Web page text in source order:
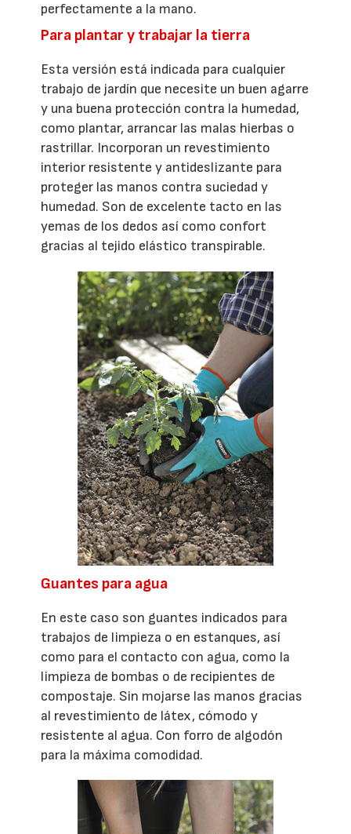
perfectamente a la mano.
Para plantar y trabajar la tierra
Esta versión está indicada para cualquier
trabajo de jardín que necesite un buen agarre
y una buena protección contra la humedad,
como plantar, arrancar las malas hierbas o
rastrillar. Incorporan un revestimiento
interior resistente y antideslizante para
proteger las manos contra suciedad y
humedad. Son de excelente tacto en las
yemas de los dedos así como confort
gracias al tejido elástico transpirable.
Guantes para agua
En este caso son guantes indicados para
trabajos de limpieza o en estanques, así
como para el contacto con agua, como la
limpieza de bombas o de recipientes de
compostaje. Sin mojarse las manos gracias
al revestimiento de látex, cómodo y
resistente al agua. Con forro de algodón
para la máxima comodidad.